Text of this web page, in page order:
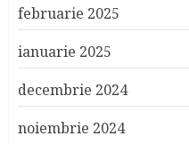
februarie 2025
ianuarie 2025
decembrie 2024
noiembrie 2024